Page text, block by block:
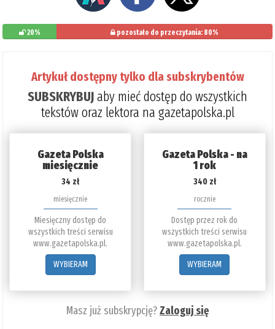
20% pozostało do przeczytania: 80%
Artykuł dostępny tylko dla subskrybentów
SUBSKRYBUJaby mieć dostęp do wszystkich
tekstów oraz lektora na gazetapolska.pl
Gazeta Polska
miesięcznie
34 zł
miesięcznie
Miesięczny dostęp do
wszystkich treści serwisu
www.gazetapolska.pl.
WYBIERAM
Gazeta Polska - na
1 rok
340 zł
rocznie
Dostęp przez rok do
wszystkich treści serwisu
www.gazetapolska.pl.
WYBIERAM
Masz już subskrypcję?Zaloguj się